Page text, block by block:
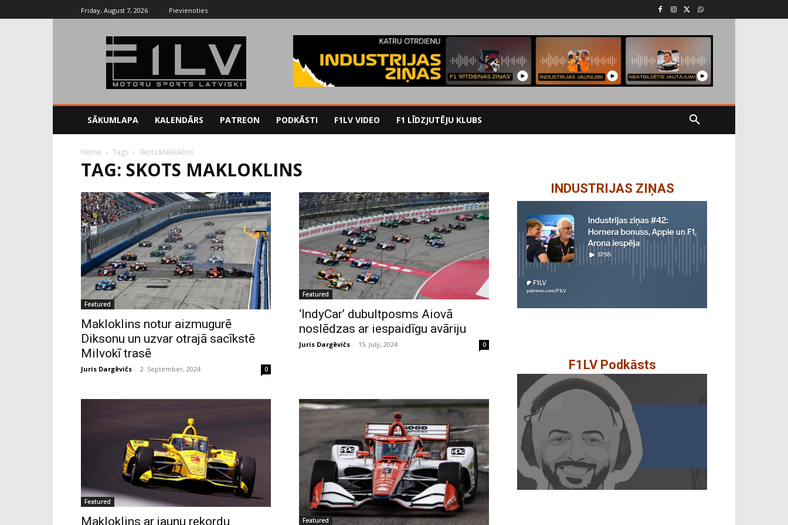
Friday, August 7, 2026 Pievienoties
SĀKUMLAPA KALENDĀRS PATREON PODKĀSTI F1LV VIDEO F1 LĪDZJUTĒJU KLUBS
Home Tags Skots Makloklins
TAG: SKOTS MAKLOKLINS
Featured
Makloklins notur aizmugurē
Diksonu un uzvar otrajā sacīkstē
Milvokī trasē
Juris Dargēvičs - 2. September, 2024 0
Featured
‘IndyCar’ dubultposms Aiovā
noslēdzas ar iespaidīgu avāriju
Juris Dargēvičs - 15. July, 2024 0
Featured
Makloklins ar jaunu rekordu Featured
INDUSTRIJAS ZIŅAS
F1LV Podkāsts